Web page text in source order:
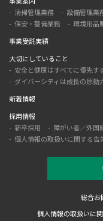
清掃管理業務
設備管理業
保安・警備業務
環境用品
事業受託実績
大切にしていること
安全と健康はすべてに優先す
ダイバーシティは成長の原動
新着情報
採用情報
新卒採用
障がい者／外国
個人情報の取扱いに関する告
総合お
個人情報の取扱いに